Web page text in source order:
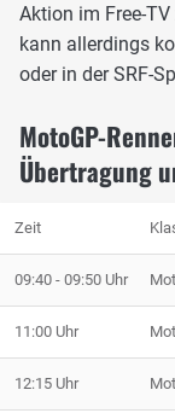
Aktion im Free-
kann allerdings
oder in der SRF-
MotoGP-
Übertragung
Zeit
09:40 - 09:50 Uhr
11:00 Uhr
12:15 Uhr